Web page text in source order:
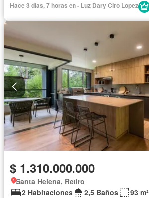
Hace 3 días, 7 horas en - Luz Dary Ciro Lopez
$ 1.310.000.000
Santa Helena, Retiro
2 Habitaciones
2,5 Baños
93 m²